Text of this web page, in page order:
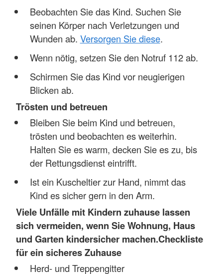
Beobachten Sie das Kind. Suchen Sie
seinen Körper nach Verletzungen und
Wunden ab. Versorgen Sie diese.
Wenn nötig, setzen Sie den Notruf 112 ab.
Schirmen Sie das Kind vor neugierigen
Blicken ab.
Trösten und betreuen
Bleiben Sie beim Kind und betreuen,
trösten und beobachten es weiterhin.
Halten Sie es warm, decken Sie es zu, bis
der Rettungsdienst eintrifft.
Ist ein Kuscheltier zur Hand, nimmt das
Kind es sicher gern in den Arm.
Viele Unfälle mit Kindern zuhause lassen
sich vermeiden, wenn Sie Wohnung, Haus
und Garten kindersicher machen.Checkliste
für ein sicheres Zuhause
Herd- und Treppengitter